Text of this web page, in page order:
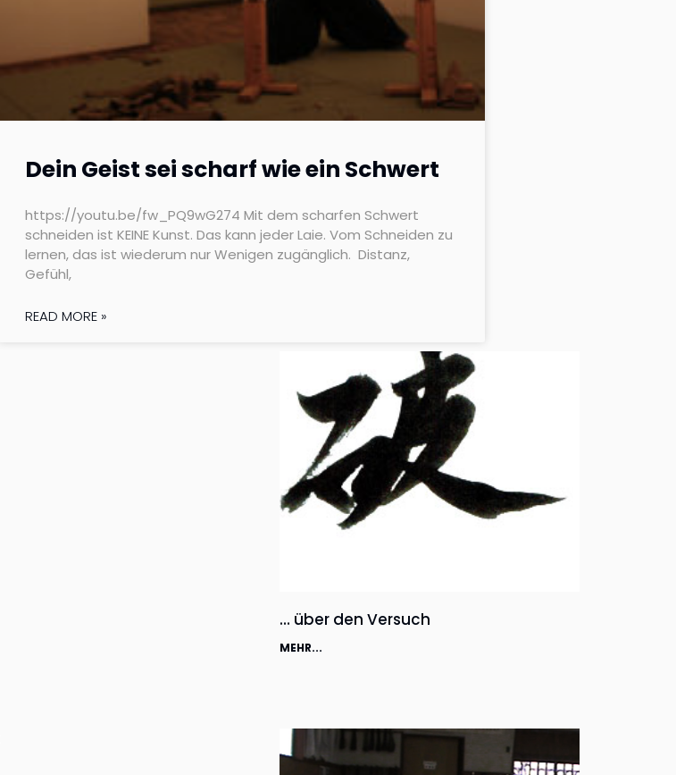
Dein Geist sei scharf wie ein Schwert
https://youtu.be/fw_PQ9wG274 Mit dem scharfen Schwert
schneiden ist KEINE Kunst. Das kann jeder Laie. Vom Schneiden zu
lernen, das ist wiederum nur Wenigen zugänglich. Distanz,
Gefühl,
READ MORE »
… über den Versuch
MEHR...